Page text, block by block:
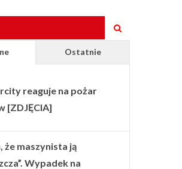
Ostatnie
reaguje na pożar
[ZDJĘCIA]
że maszynista ją
Wypadek na